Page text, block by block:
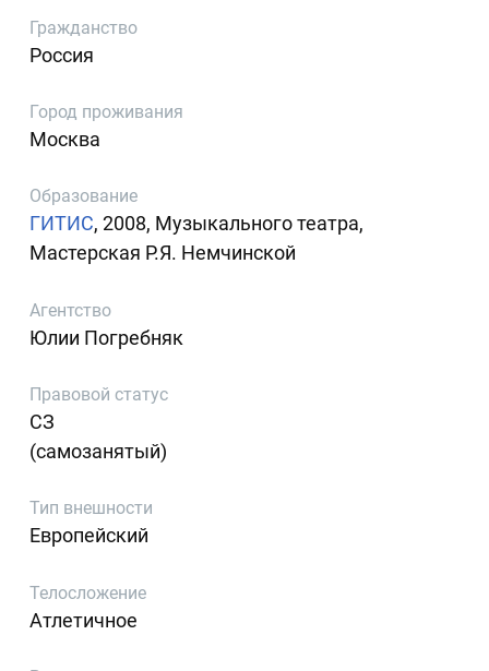
Гражданство
Россия
Город проживания
Москва
Образование
ГИТИС, 2008, Музыкального театра,
Мастерская Р.Я. Немчинской
Агентство
Юлии Погребняк
Правовой статус
СЗ
(самозанятый)
Тип внешности
Европейский
Телосложение
Атлетичное